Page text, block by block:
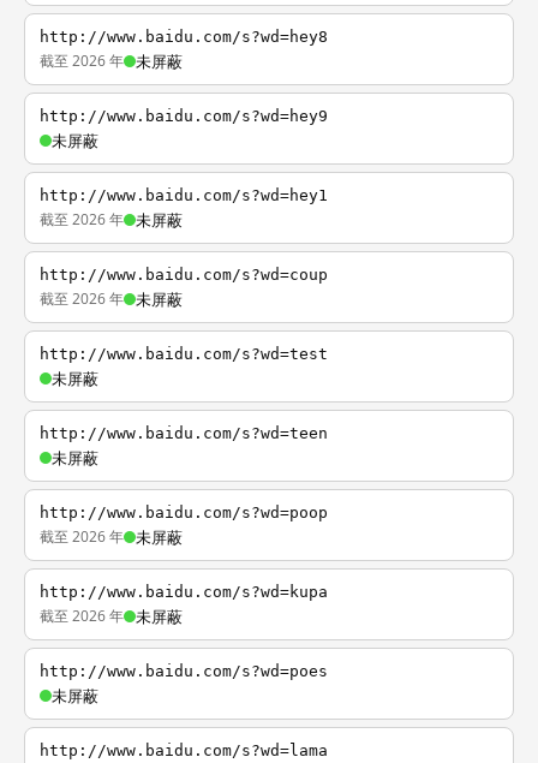
http://www.baidu.com/s?wd=hey8
截至 2026 年 未屏蔽
http://www.baidu.com/s?wd=hey9
未屏蔽
http://www.baidu.com/s?wd=hey1
截至 2026 年 未屏蔽
http://www.baidu.com/s?wd=coup
截至 2026 年 未屏蔽
http://www.baidu.com/s?wd=test
未屏蔽
http://www.baidu.com/s?wd=teen
未屏蔽
http://www.baidu.com/s?wd=poop
截至 2026 年 未屏蔽
http://www.baidu.com/s?wd=kupa
截至 2026 年 未屏蔽
http://www.baidu.com/s?wd=poes
未屏蔽
http://www.baidu.com/s?wd=lama